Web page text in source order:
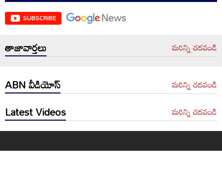
SUBSCRIBE
తాజావార్తలు మరిన్ని చదవండి
ABN వీడియోస్ మరిన్ని చదవండి
Latest Videos మరిన్ని చదవండి